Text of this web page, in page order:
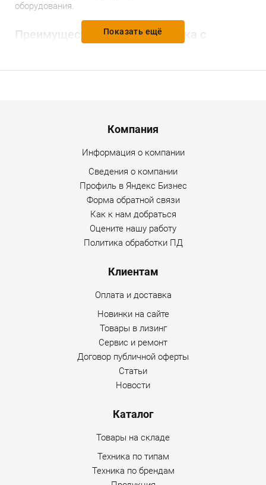
оборудования.
Преимущества мини-погрузчика с
безопасное и удобное рабочее место оператора
падающих предметов);
Sauer, гидравлический двигатель Poclain (Франция),
со стояночным тормозом;
верхняя крышка легко открывается, кабина
широкоугольная, удобна для ежедневного
обслуживания;
рулевое управление на 360 градусов, может
шнеком, отбойным молотком, траншером, ковшом
Учитывая высокое качество сборки, хороший
функциональный потенциал и доступную стоимость,
мини-погрузчик WECAN WT-830 может стать отличной
альтернативой более дорогим аналогам от известных
мировых производителей.
В базовой комплектации у мини-погрузчика WECAN WT-
установленного кондиционера.
Продаваемая модель мини-погрузчика WECAN WT-830
Показать ещё
Компания
Информация о компании
Сведения о компании
Профиль в Яндекс Бизнес
Форма обратной связи
Как к нам добраться
Оцените нашу работу
Политика обработки ПД
Клиентам
Оплата и доставка
Новинки на сайте
Товары в лизинг
Сервис и ремонт
Договор публичной оферты
Статьи
Новости
Каталог
Товары на складе
Техника по типам
Техника по брендам